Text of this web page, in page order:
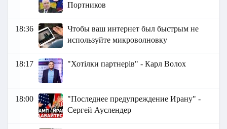
Портников
18:36
Чтобы ваш интернет был быстрым не
используйте микроволновку
18:17 "Хотілки партнерів" - Карл Волох
18:00
"Последнее предупреждение Ирану" -
Сергей Ауслендер